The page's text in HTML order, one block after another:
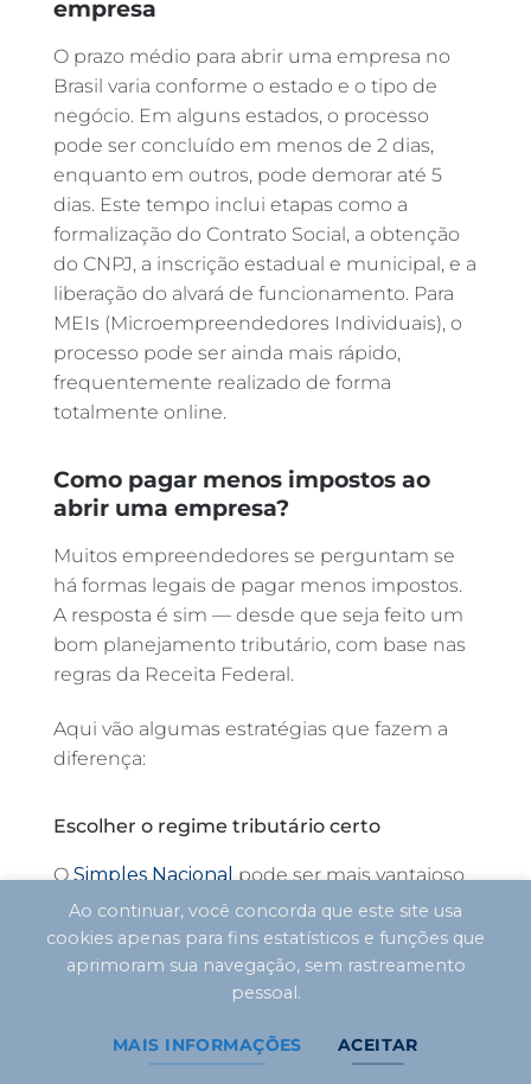
empresa
O prazo médio para abrir uma empresa no
Brasil varia conforme o estado e o tipo de
negócio. Em alguns estados, o processo
pode ser concluído em menos de 2 dias,
enquanto em outros, pode demorar até 5
dias. Este tempo inclui etapas como a
formalização do Contrato Social, a obtenção
do CNPJ, a inscrição estadual e municipal, e a
liberação do alvará de funcionamento. Para
MEIs (Microempreendedores Individuais), o
processo pode ser ainda mais rápido,
frequentemente realizado de forma
totalmente online.
Como pagar menos impostos ao
abrir uma empresa?
Muitos empreendedores se perguntam se
há formas legais de pagar menos impostos.
A resposta é sim — desde que seja feito um
bom planejamento tributário, com base nas
regras da Receita Federal.
Aqui vão algumas estratégias que fazem a
diferença:
Escolher o regime tributário certo
O Simples Nacional pode ser mais vantajoso
para quem fatura até R$ 4,8 milhões,
enquanto o Lucro Presumido pode ser
melhor para prestadores de serviço com
margem elevada. Já o Lucro Real é ideal para
abater muitas despesas.
Ao continuar, você concorda que este site usa
cookies apenas para fins estatísticos e funções que
aprimoram sua navegação, sem rastreamento
pessoal.
MAIS INFORMAÇÕES ACEITAR